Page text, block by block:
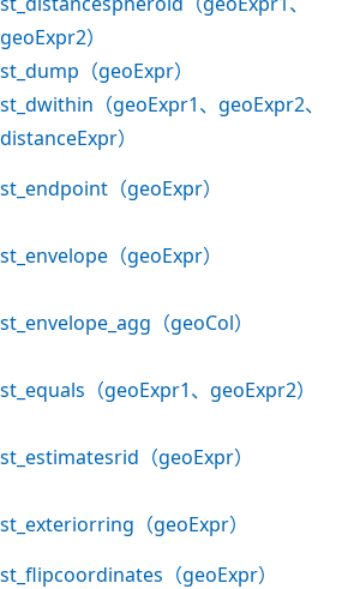
geoExpr2）
st_dump（geoExpr）
st_dwithin（geoExpr1、geoExpr2、
distanceExpr）
st_endpoint（geoExpr）
st_envelope（geoExpr）
st_envelope_agg（geoCol）
st_equals（geoExpr1、geoExpr2）
st_estimatesrid（geoExpr）
st_exteriorring（geoExpr）
st_flipcoordinates（geoExpr）